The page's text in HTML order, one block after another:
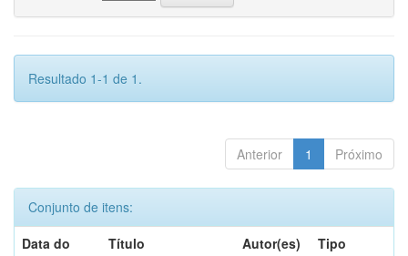
Resultado 1-1 de 1.
Anterior 1 Próximo
Conjunto de itens:
Data do
Título Autor(es) Tipo